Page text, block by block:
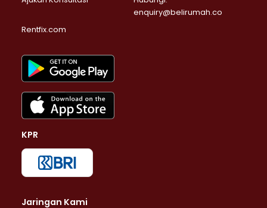
enquiry@belirumah.co
Rentfix.com
KPR
Jaringan Kami